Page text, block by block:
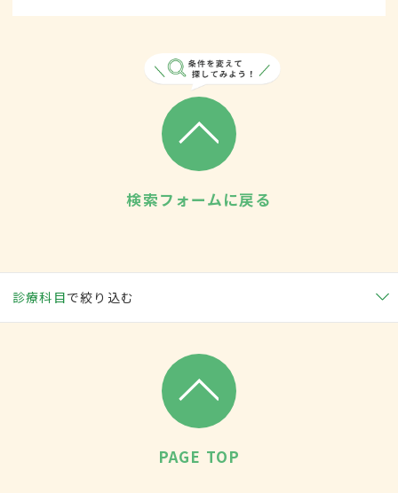
検索フォームに戻る
診療科目で絞り込む
PAGE TOP